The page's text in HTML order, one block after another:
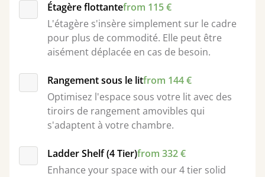
Étagère flottantefrom 115 €
L'étagère s'insère simplement sur le cadre
pour plus de commodité. Elle peut être
aisément déplacée en cas de besoin.
Rangement sous le litfrom 144 €
Optimisez l'espace sous votre lit avec des
tiroirs de rangement amovibles qui
s'adaptent à votre chambre.
Ladder Shelf (4 Tier)from 332 €
Enhance your space with our 4 tier solid